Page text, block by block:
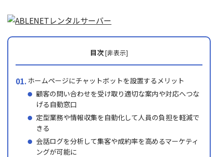
目次[非表示]
ホームページにチャットボットを設置するメリット
顧客の問い合わせを受け取り適切な案内や対応へつな
げる自動窓口
定型業務や情報収集を自動化して人員の負担を軽減で
きる
会話ログを分析して集客や成約率を高めるマーケティ
ングが可能に